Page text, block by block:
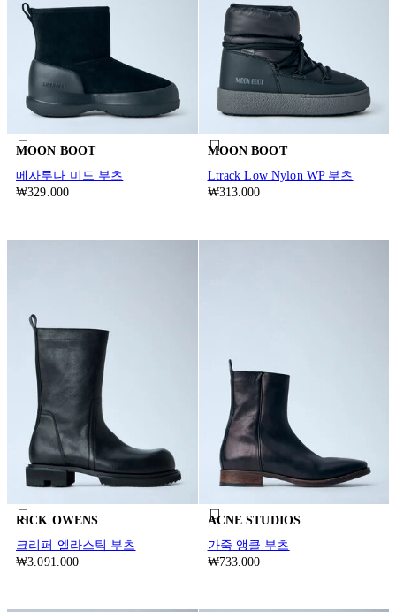
MOON BOOT
메자루나 미드 부츠
₩329.000
MOON BOOT
Ltrack Low Nylon WP 부츠
₩313.000
RICK OWENS
크리퍼 엘라스틱 부츠
₩3.091.000
ACNE STUDIOS
가죽 앵클 부츠
₩733.000